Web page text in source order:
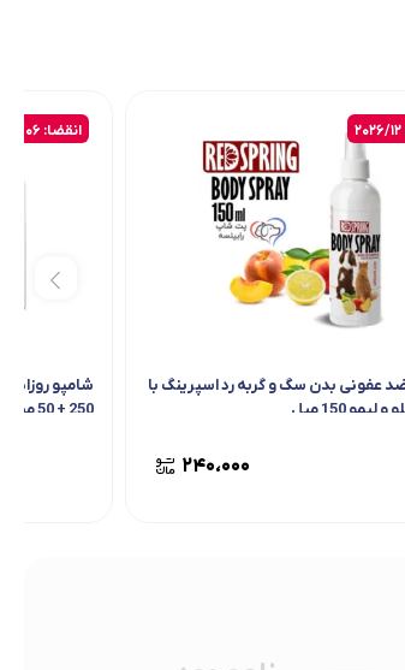
عفونی بدن سگ و گربه رد اسپرینگ با
150 میل
۲۴۰،۰۰۰
انقضا: 2027/06
شامپو
250 + 50 میل رایگان